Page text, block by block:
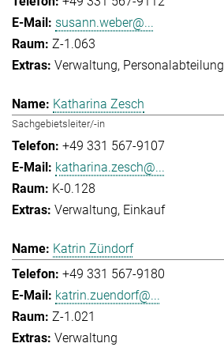
susann.weber@...
Z-1.063
Verwaltung Personalabteilung
Katharina Zesch
Sachgebietsleiter/-in
+49 331 567-9107
katharina.zesch@...
K-0.128
Verwaltung Einkauf
Katrin Zündorf
+49 331 567-9180
katrin.zuendorf@...
Z-1.021
Verwaltung